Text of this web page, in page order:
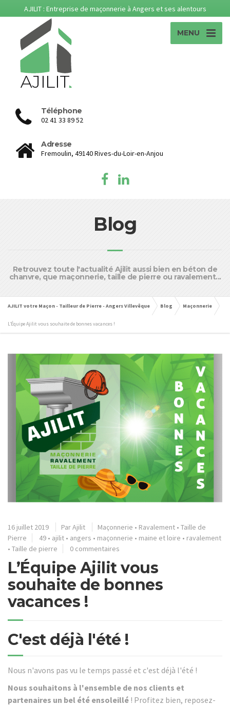
AJILIT : Entreprise de maçonnerie à Angers et ses alentours
MENU
Téléphone
02 41 33 89 52
Adresse
Fremoulin, 49140 Rives-du-Loir-en-Anjou
Blog
Retrouvez toute l'actualité Ajilit aussi bien en béton de
chanvre, que maçonnerie, taille de pierre ou ravalement...
AJILIT votre Maçon - Tailleur de Pierre - Angers Villevêque Blog Maçonnerie
L’Équipe Ajilit vous souhaite de bonnes vacances !
16 juillet 2019 ParAjilit Maçonnerie • Ravalement • Taille de
Pierre
49 • ajilit • angers • maçonnerie • maine et loire • ravalement
• Taille de pierre 0 commentaires
L’Équipe Ajilit vous
souhaite de bonnes
vacances !
C'est déjà l'été !
Nous n'avons pas vu le temps passé et c'est déjà l'été !
Nous souhaitons à l'ensemble de nos clients et
partenaires un bel été ensoleillé ! Profitez bien, reposez-